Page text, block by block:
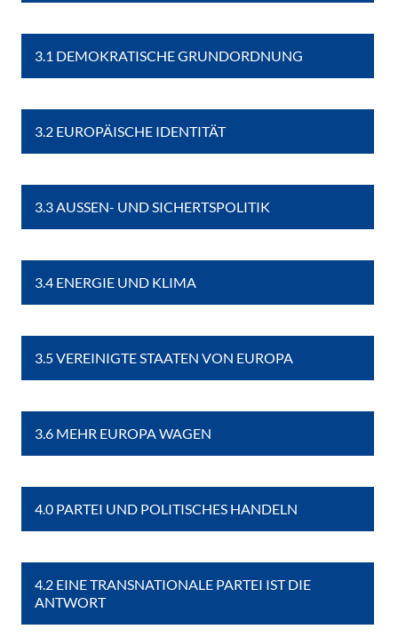
3.1 DEMOKRATISCHE GRUNDORDNUNG
3.2 EUROPÄISCHE IDENTITÄT
3.3 AUSSEN- UND SICHERTSPOLITIK
3.4 ENERGIE UND KLIMA
3.5 VEREINIGTE STAATEN VON EUROPA
3.6 MEHR EUROPA WAGEN
4.0 PARTEI UND POLITISCHES HANDELN
4.2 EINE TRANSNATIONALE PARTEI IST DIE
ANTWORT